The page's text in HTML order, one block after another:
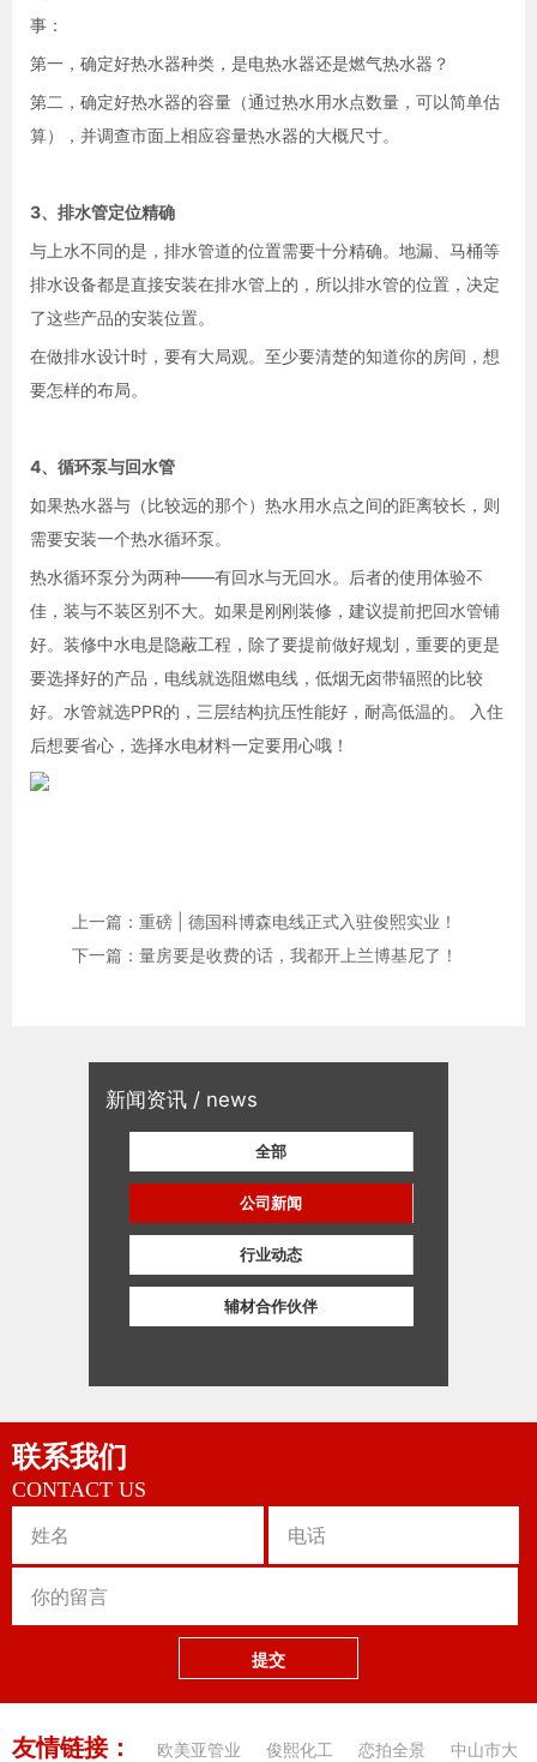
新闻资讯 / news
全部
公司新闻
行业动态
辅材合作伙伴
事：
第一，确定好热水器种类，是电热水器还是燃气热水器？
第二，确定好热水器的容量（通过热水用水点数量，可以简单估
算），并调查市面上相应容量热水器的大概尺寸。
3、排水管定位精确
与上水不同的是，排水管道的位置需要十分精确。地漏、马桶等
排水设备都是直接安装在排水管上的，所以排水管的位置，决定
了这些产品的安装位置。
在做排水设计时，要有大局观。至少要清楚的知道你的房间，想
要怎样的布局。
4、循环泵与回水管
如果热水器与（比较远的那个）热水用水点之间的距离较长，则
需要安装一个热水循环泵。
热水循环泵分为两种——有回水与无回水。后者的使用体验不
佳，装与不装区别不大。如果是刚刚装修，建议提前把回水管铺
好。装修中水电是隐蔽工程，除了要提前做好规划，重要的更是
要选择好的产品，电线就选阻燃电线，低烟无卤带辐照的比较
好。水管就选PPR的，三层结构抗压性能好，耐高低温的。 入住
后想要省心，选择水电材料一定要用心哦！
上一篇：重磅 | 德国科博森电线正式入驻俊熙实业！
下一篇：量房要是收费的话，我都开上兰博基尼了！
联系我们
CONTACT US
提交
友情链接： 欧美亚管业 俊熙化工 恋拍全景 中山市大